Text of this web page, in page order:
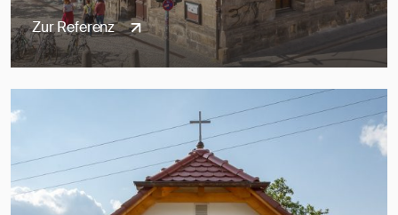
Zur Referenz